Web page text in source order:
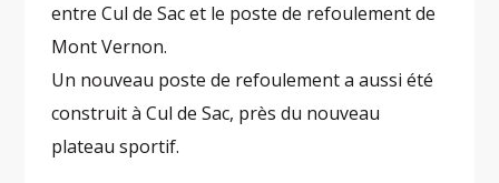
entre Cul de Sac et le poste de refoulement de
Mont Vernon.
Un nouveau poste de refoulement a aussi été
construit à Cul de Sac, près du nouveau
plateau sportif.